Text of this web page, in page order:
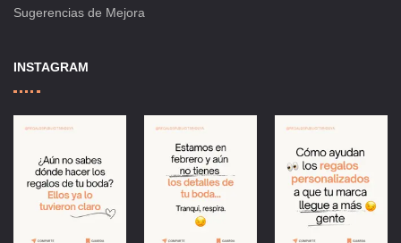
Sugerencias de Mejora
INSTAGRAM